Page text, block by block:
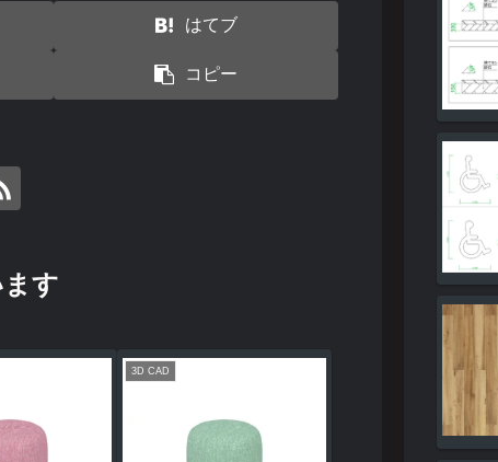
はてブ
コピー
す
3D CAD